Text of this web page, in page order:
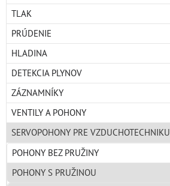
TLAK
PRÚDENIE
HLADINA
DETEKCIA PLYNOV
ZÁZNAMNÍKY
VENTILY A POHONY
SERVOPOHONY PRE VZDUCHOTECHNIKU
POHONY BEZ PRUŽINY
POHONY S PRUŽINOU